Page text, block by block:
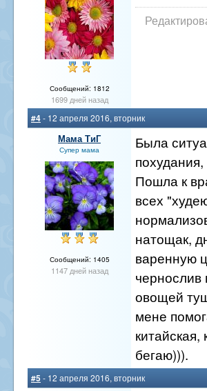
Сообщений: 1812
1699 дней назад
#4- 12 апреля 2016, вторник
Мама ТиГ
Супер мама
Сообщений: 1405
1147 дней назад
Была
Пошла к
всех
натощак,
варенную
овощей
мене
бегаю))).
#5 - 12 апреля 2016, вторник